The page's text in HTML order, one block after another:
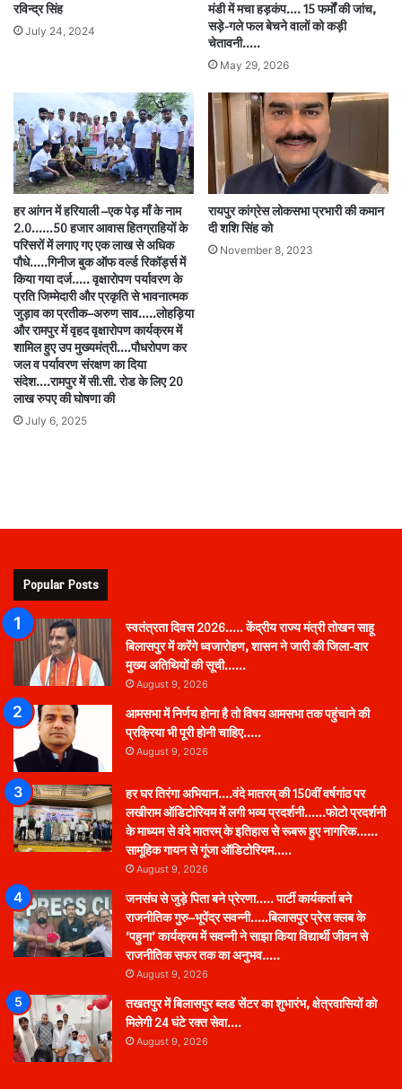
रविन्द्र सिंह
July 24, 2024
मंडी में मचा हड़कंप…. 15 फर्मों की जांच,
सड़े-गले फल बेचने वालों को कड़ी
चेतावनी…..
May 29, 2026
हर आंगन में हरियाली –एक पेड़ माँ के नाम
2.0……50 हजार आवास हितग्राहियों के
परिसरों में लगाए गए एक लाख से अधिक
पौधे…..गिनीज बुक ऑफ वर्ल्ड रिकॉर्ड्स में
किया गया दर्ज….. वृक्षारोपण पर्यावरण के
प्रति जिम्मेदारी और प्रकृति से भावनात्मक
जुड़ाव का प्रतीक–अरुण साव…..लोहड़िया
और रामपुर में वृहद वृक्षारोपण कार्यक्रम में
शामिल हुए उप मुख्यमंत्री….पौधरोपण कर
जल व पर्यावरण संरक्षण का दिया
संदेश….रामपुर में सी.सी. रोड के लिए 20
लाख रुपए की घोषणा की
July 6, 2025
रायपुर कांग्रेस लोकसभा प्रभारी की कमान
दी शशि सिंह को
November 8, 2023
Popular Posts
स्वतंत्रता दिवस 2026….. केंद्रीय राज्य मंत्री तोखन साहू
बिलासपुर में करेंगे ध्वजारोहण, शासन ने जारी की जिला-वार
मुख्य अतिथियों की सूची……
August 9, 2026
आमसभा में निर्णय होना है तो विषय आमसभा तक पहुंचाने की
प्रक्रिया भी पूरी होनी चाहिए…..
August 9, 2026
हर घर तिरंगा अभियान….वंदे मातरम् की 150वीं वर्षगांठ पर
लखीराम ऑडिटोरियम में लगी भव्य प्रदर्शनी……फोटो प्रदर्शनी
के माध्यम से वंदे मातरम् के इतिहास से रूबरू हुए नागरिक……
सामूहिक गायन से गूंजा ऑडिटोरियम…..
August 9, 2026
जनसंघ से जुड़े पिता बने प्रेरणा….. पार्टी कार्यकर्ता बने
राजनीतिक गुरु–भूपेंद्र सवन्नी…..बिलासपुर प्रेस क्लब के
‘पहुना’ कार्यक्रम में सवन्नी ने साझा किया विद्यार्थी जीवन से
राजनीतिक सफर तक का अनुभव…..
August 9, 2026
तखतपुर में बिलासपुर ब्लड सेंटर का शुभारंभ, क्षेत्रवासियों को
मिलेगी 24 घंटे रक्त सेवा….
August 9, 2026